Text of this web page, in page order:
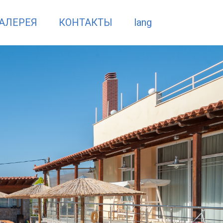
КОНТАКТЫ lang